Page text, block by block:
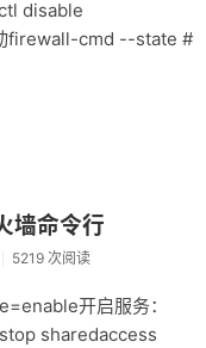
disable
firewall-cmd --state #
墙命令行
5219 次阅读
开启服务：
sharedaccess